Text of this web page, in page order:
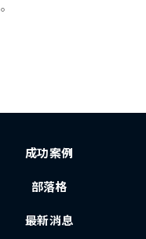
。
成功案例
部落格
最新消息